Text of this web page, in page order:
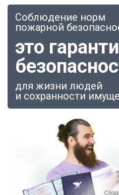
Соблюдение норм
пожарной
это
для жизни людей
и сохранности